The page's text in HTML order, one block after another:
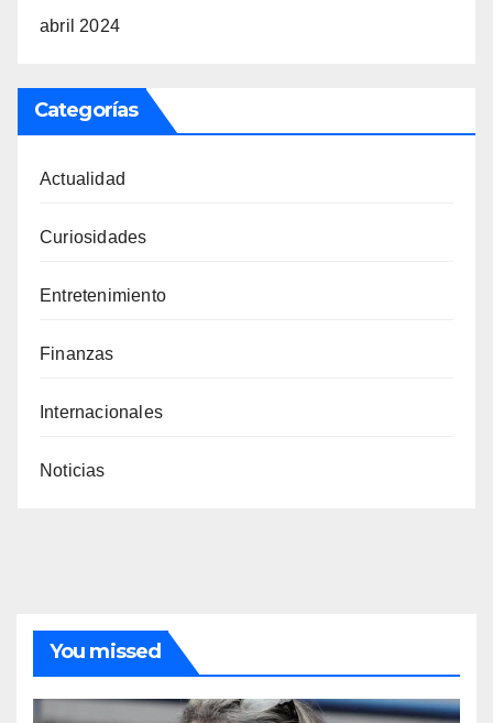
abril 2024
Categorías
Actualidad
Curiosidades
Entretenimiento
Finanzas
Internacionales
Noticias
You missed